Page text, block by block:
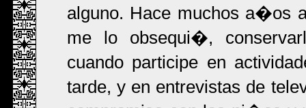
alguno. Hace muchos
me lo obsequi�,
cuando participe en
tarde, y en entrevistas de